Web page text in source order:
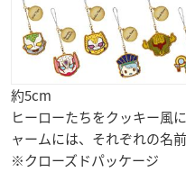
約5cm
ヒーローたちをクッキー風
ャームには、それぞれの名
※クローズドパッケージ